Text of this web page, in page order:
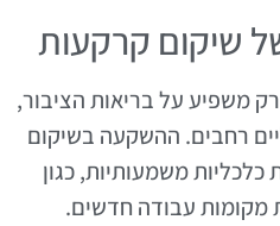
שיקום קרקעות
משפיע על בריאות הציבור,
רחבים. ההשקעה בשיקום
כלכליות משמעותיות, כגון
מקומות עבודה חדשים.